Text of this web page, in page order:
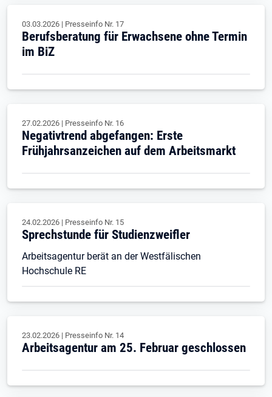
03.03.2026 | Presseinfo Nr. 17
Berufsberatung für Erwachsene ohne Termin
im BiZ
27.02.2026 | Presseinfo Nr. 16
Negativtrend abgefangen: Erste
Frühjahrsanzeichen auf dem Arbeitsmarkt
24.02.2026 | Presseinfo Nr. 15
Sprechstunde für Studienzweifler
Arbeitsagentur berät an der Westfälischen
Hochschule RE
23.02.2026 | Presseinfo Nr. 14
Arbeitsagentur am 25. Februar geschlossen